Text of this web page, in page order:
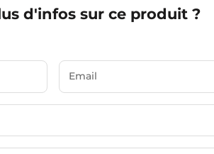
d'infos sur ce produit ?